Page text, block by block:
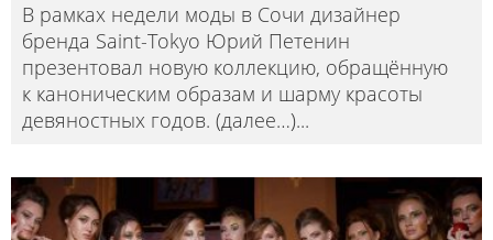
В рамках недели моды в Сочи дизайнер
бренда Saint-Tokyo Юрий Петенин
презентовал новую коллекцию, обращённую
к каноническим образам и шарму красоты
девяностных годов. (далее…)...